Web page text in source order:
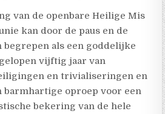
van de openbare Heilige Mis
kan door de paus en de
begrepen als een goddelijke
vijftig jaar van
en trivialiseringen en
oproep voor een
bekering van de hele